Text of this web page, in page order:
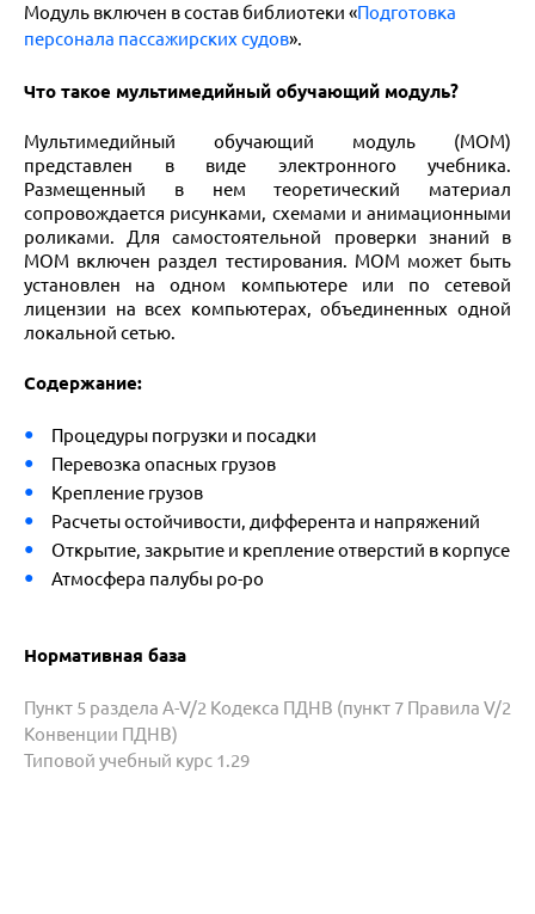
Модуль включен в состав библиотеки «Подготовка
персонала пассажирских судов».
Что такое мультимедийный обучающий модуль?
Мультимедийный обучающий модуль (МОМ)
представлен в виде электронного учебника.
Размещенный в нем теоретический материал
сопровождается рисунками, схемами и анимационными
роликами. Для самостоятельной проверки знаний в
МОМ включен раздел тестирования. МОМ может быть
установлен на одном компьютере или по сетевой
лицензии на всех компьютерах, объединенных одной
локальной сетью.
Содержание:
Процедуры погрузки и посадки
Перевозка опасных грузов
Крепление грузов
Расчеты остойчивости, дифферента и напряжений
Открытие, закрытие и крепление отверстий в корпусе
Атмосфера палубы ро-ро
Нормативная база
Пункт 5 раздела A-V/2 Кодекса ПДНВ (пункт 7 Правила V/2
Конвенции ПДНВ)
Типовой учебный курс 1.29